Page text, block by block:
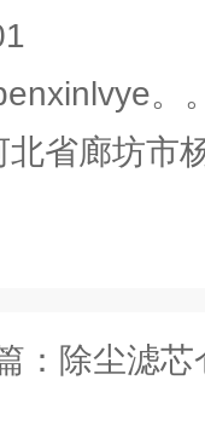
。
北省廊坊市
： 除尘滤